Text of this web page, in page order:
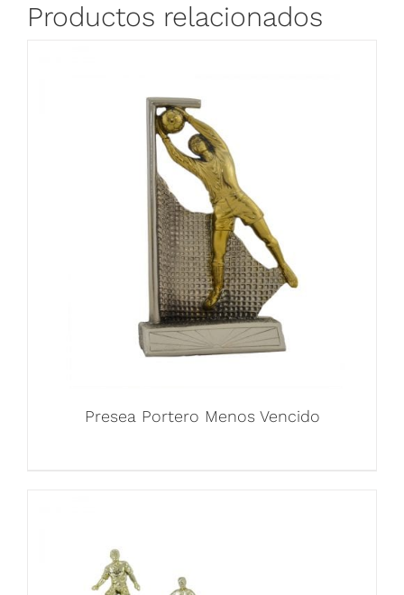
Productos relacionados
Presea Portero Menos Vencido